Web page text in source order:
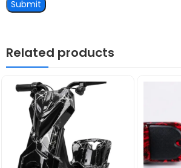
Related products